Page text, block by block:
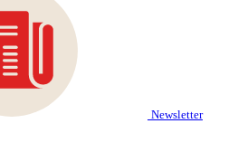
Newsletter